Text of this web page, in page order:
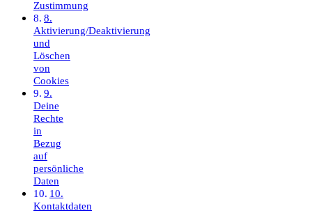
Zustimmung
8.
Aktivierung/Deaktivierung
und
Löschen
von
Cookies
9.
Deine
Rechte
in
Bezug
auf
persönliche
Daten
10.
Kontaktdaten